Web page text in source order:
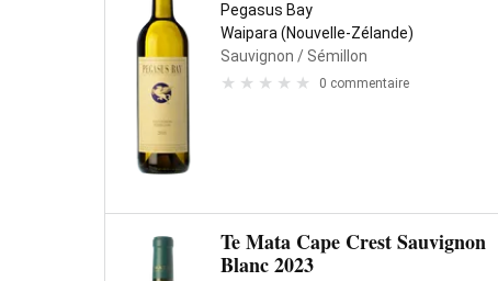
Pegasus Bay
Waipara (Nouvelle-Zélande)
Sauvignon / Sémillon
0 commentaire
Te Mata Cape Crest Sauvignon
Blanc 2023